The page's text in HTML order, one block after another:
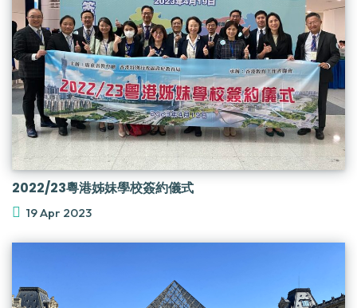
2022/23粵港姊妹學校簽約儀式
19 Apr 2023